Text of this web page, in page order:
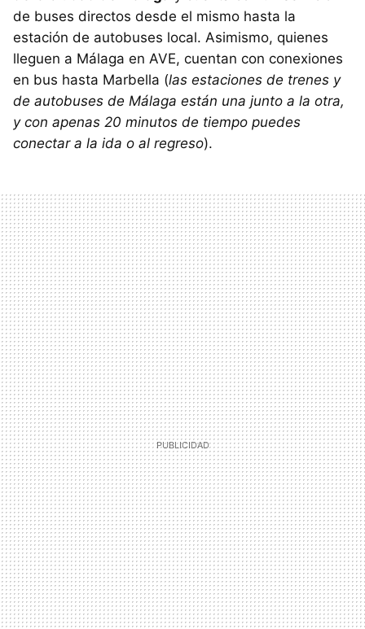
de buses directos desde el mismo hasta la
estación de autobuses local. Asimismo, quienes
lleguen a Málaga en AVE, cuentan con conexiones
en bus hasta Marbella (las estaciones de trenes y
de autobuses de Málaga están una junto a la otra,
y con apenas 20 minutos de tiempo puedes
conectar a la ida o al regreso).